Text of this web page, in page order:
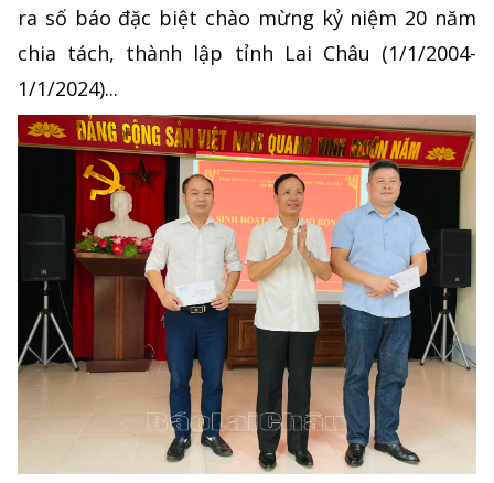
ra số báo đặc biệt chào mừng kỷ niệm 20 năm
chia tách, thành lập tỉnh Lai Châu (1/1/2004-
1/1/2024)...